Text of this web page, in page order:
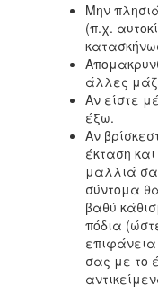
Μην
(π.χ.
άλλες
Αν είστε
έξω.
Αν
έκταση
μαλλιά
σύντομα
βαθύ
πόδια
σας με το